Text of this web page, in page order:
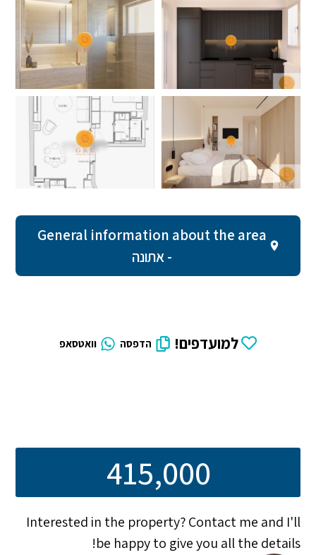
General information about the area
- אתונה
למועדפים! הדפסה וואטסאפ
415,000
Interested in the property? Contact me and I'll
be happy to give you all the details!